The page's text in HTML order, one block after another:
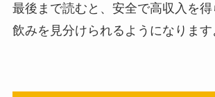
最後まで読むと、安全で高収入を得
飲みを見分けられるようになります